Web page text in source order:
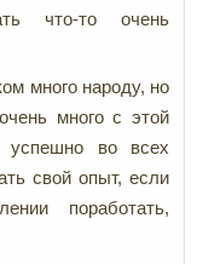
что-то очень
много народу, но
много с этой
успешно во всех
свой опыт, если
поработать,